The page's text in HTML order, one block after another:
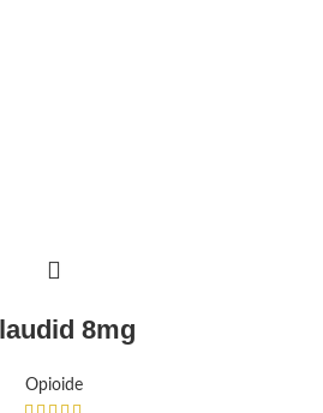
8mg
Opioide